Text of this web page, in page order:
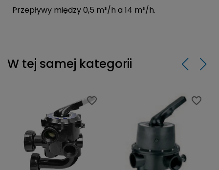
Przepływy między 0,5 m³/h a 14 m³/h.
W tej samej kategorii
favorite_border
favorite_border favorite_border
favorite_border